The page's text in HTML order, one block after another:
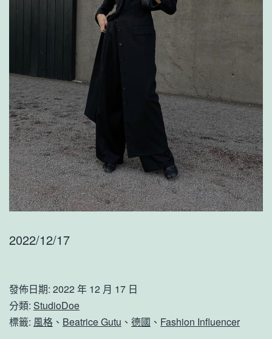
2022/12/17
發佈日期: 2022 年 12 月 17 日
分類: StudioDoe
標籤: 風格 、 Beatrice Gutu 、 德國 、 Fashion Influencer